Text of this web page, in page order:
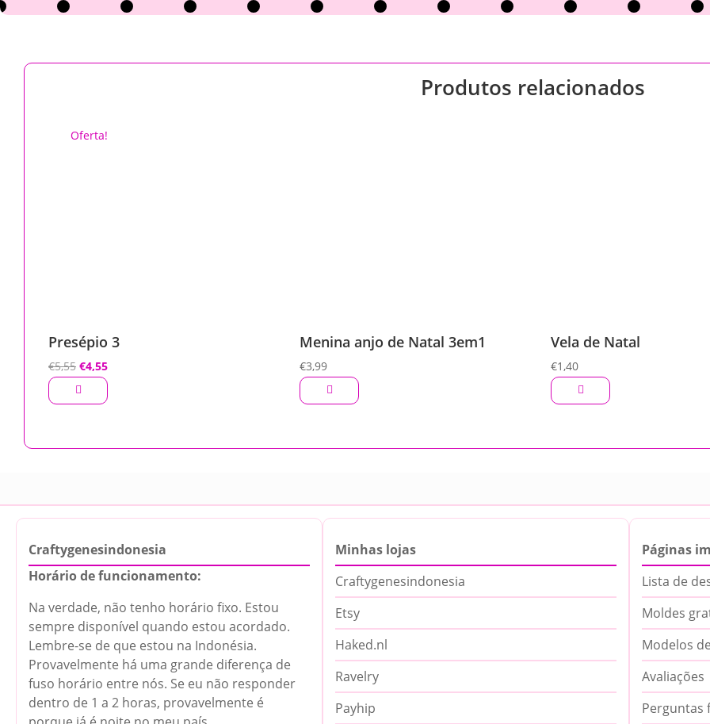
Produtos relacionados
Oferta!
Presépio 3
€5,55 O
preço
original
€5,55.
€4,55O
preço
€4,55.
Menina anjo de Natal 3em1
€3,99
Vela de Natal
€1,40
Craftygenesindonesia
Horário de funcionamento:
Na verdade, não tenho horário fixo. Estou
sempre disponível quando estou acordado.
Lembre-se de que estou na Indonésia.
Provavelmente há uma grande diferença de
fuso horário entre nós. Se eu não responder
dentro de 1 a 2 horas, provavelmente é
Minhas lojas
Craftygenesindonesia
Etsy
Haked.nl
Ravelry
Payhip
Páginas
Lista de
Moldes
Modelos
Avaliações
Perguntas